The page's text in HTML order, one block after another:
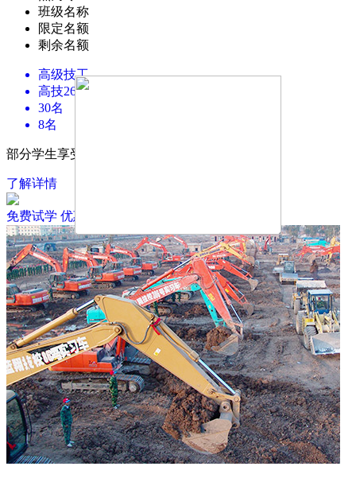
班级名称
限定名额
剩余名额
高级技工
高技2605班
30名
8名
部分学生享受国家财政生活补助每年2000元
了解详情
免费试学 优惠政策